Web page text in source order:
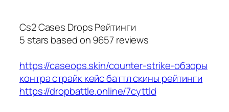
Cs2 Cases Drops Рейтинги
5 stars based on9657reviews
https://caseops.skin/counter-strike-обзоры
контра страйк кейс баттл скины рейтинги
https://dropbattle.online/7cyttld